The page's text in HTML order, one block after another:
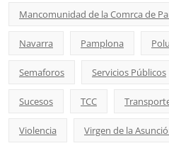
Mancomunidad de la Comrca de
Navarra Pamplona
Semaforos Servicios Públicos
Sucesos TCC
Violencia Virgen de la